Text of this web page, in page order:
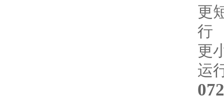
更
行
更
运